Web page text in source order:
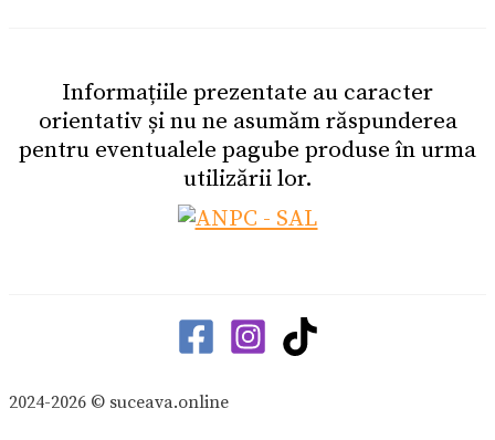
Informațiile prezentate au caracter
orientativ și nu ne asumăm răspunderea
pentru eventualele pagube produse în urma
utilizării lor.
2024-2026 © suceava.online